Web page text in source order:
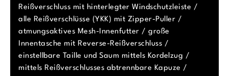
Reißverschluss mit hinterlegter Windschutzleiste /
alle Reißverschlüsse (YKK) mit Zipper-Puller /
atmungsaktives Mesh-Innenfutter / große
Innentasche mit Reverse-Reißverschluss /
einstellbare Taille und Saum mittels Kordelzug /
mittels Reißverschlusses abtrennbare Kapuze /